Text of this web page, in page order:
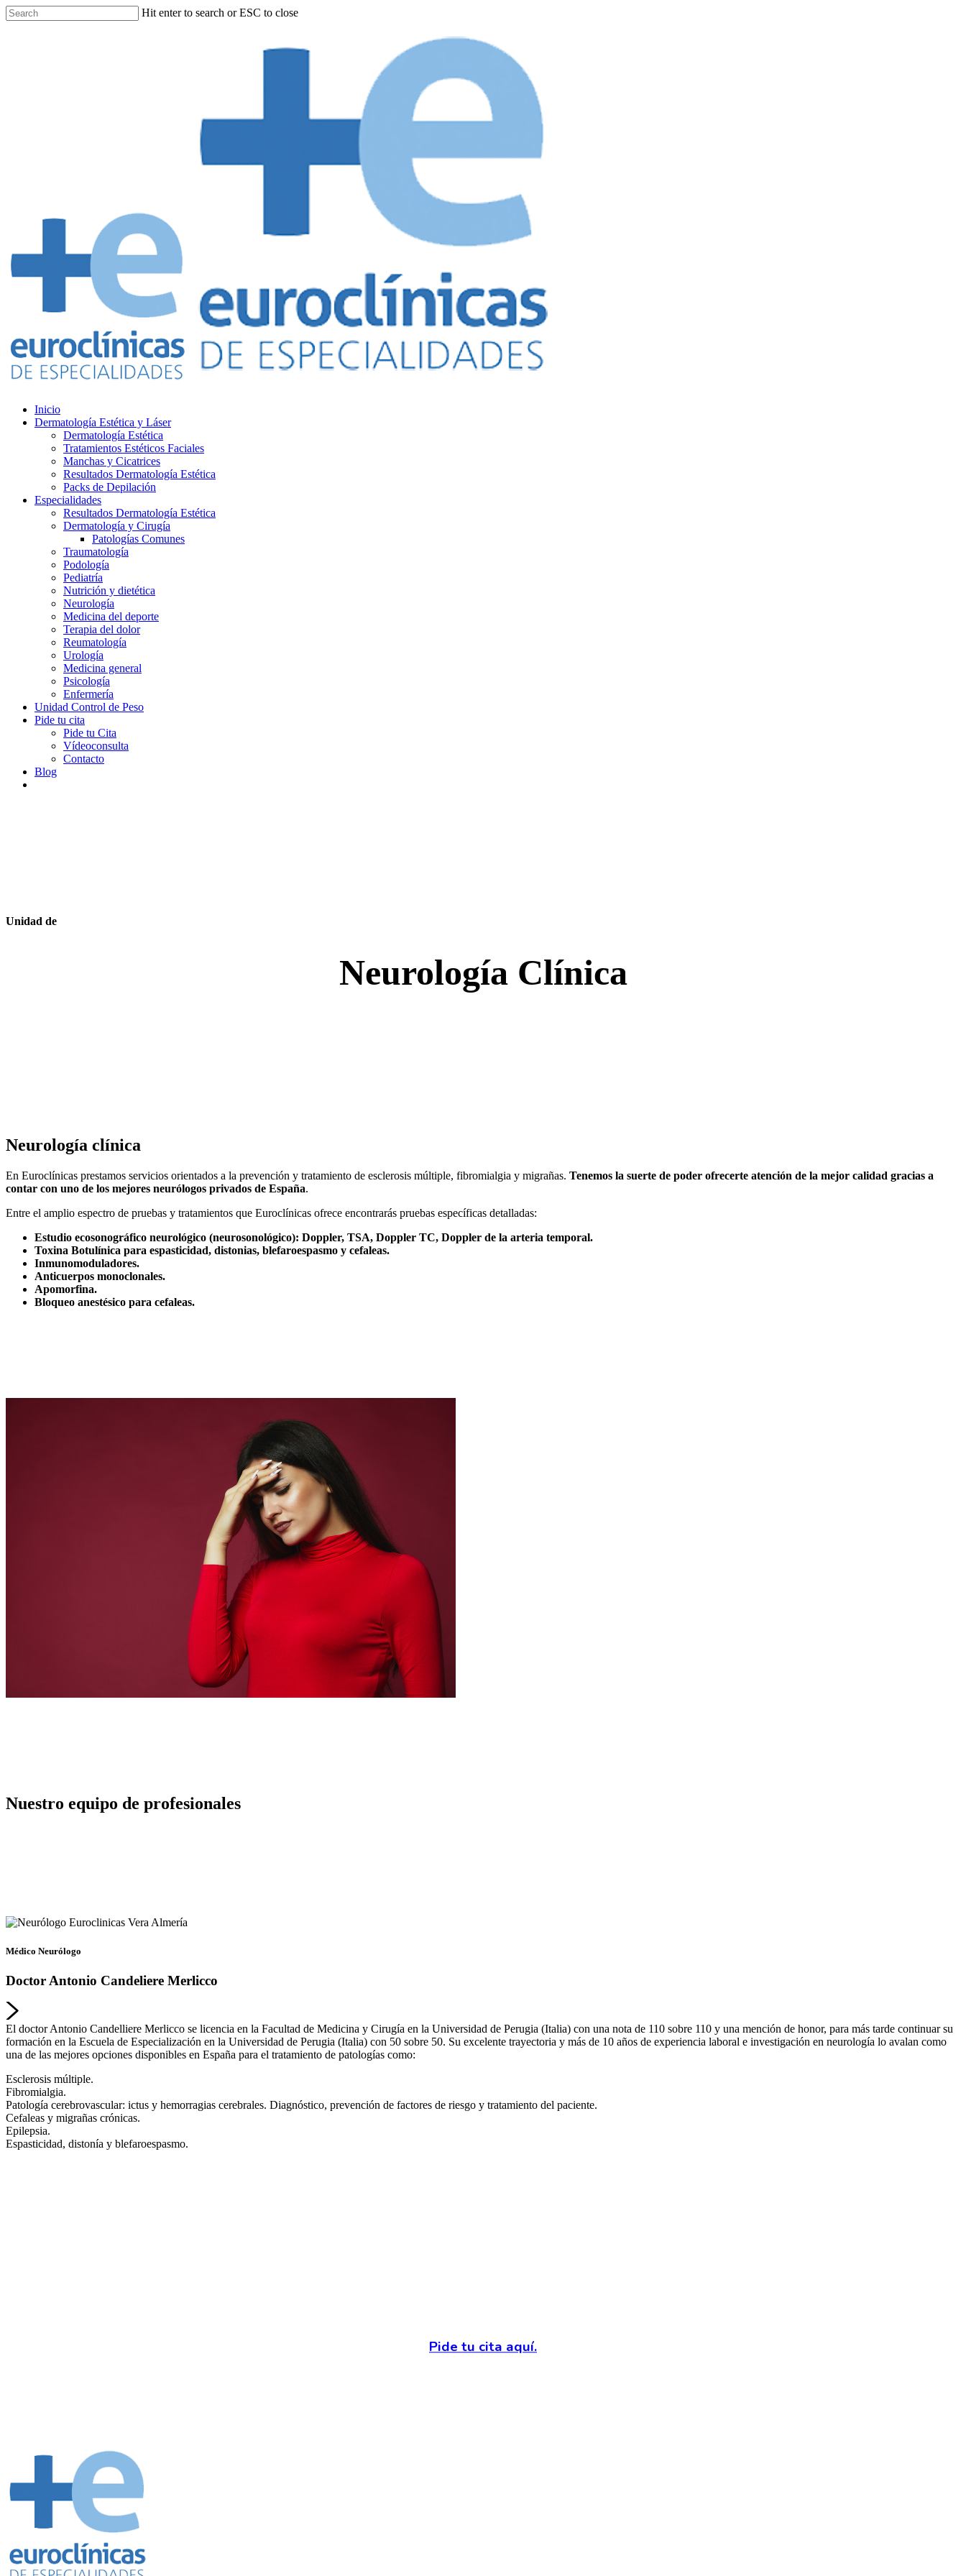
Hit enter to search or ESC to close
Inicio
Dermatología Estética y Láser
Dermatología Estética
Tratamientos Estéticos Faciales
Manchas y Cicatrices
Resultados Dermatología Estética
Packs de Depilación
Especialidades
Resultados Dermatología Estética
Dermatología y Cirugía
Patologías Comunes
Traumatología
Podología
Pediatría
Nutrición y dietética
Neurología
Medicina del deporte
Terapia del dolor
Reumatología
Urología
Medicina general
Psicología
Enfermería
Unidad Control de Peso
Pide tu cita
Pide tu Cita
Vídeoconsulta
Contacto
Blog
Unidad de
Neurología Clínica
Neurología clínica
En Euroclínicas prestamos servicios orientados a la prevención y tratamiento de esclerosis múltiple, fibromialgia y migrañas. Tenemos la suerte de poder ofrecerte atención de la mejor calidad gracias a
contar con uno de los mejores neurólogos privados de España.
Entre el amplio espectro de pruebas y tratamientos que Euroclínicas ofrece encontrarás pruebas específicas detalladas:
Estudio ecosonográfico neurológico (neurosonológico): Doppler, TSA, Doppler TC, Doppler de la arteria temporal.
Toxina Botulínica para espasticidad, distonias, blefaroespasmo y cefaleas.
Inmunomoduladores.
Anticuerpos monoclonales.
Apomorfina.
Bloqueo anestésico para cefaleas.
Nuestro equipo de profesionales
Médico Neurólogo
Doctor Antonio Candeliere Merlicco
El doctor Antonio Candelliere Merlicco se licencia en la Facultad de Medicina y Cirugía en la Universidad de Perugia (Italia) con una nota de 110 sobre 110 y una mención de honor, para más tarde continuar su
formación en la Escuela de Especialización en la Universidad de Perugia (Italia) con 50 sobre 50. Su excelente trayectoria y más de 10 años de experiencia laboral e investigación en neurología lo avalan como
una de las mejores opciones disponibles en España para el tratamiento de patologías como:
Esclerosis múltiple.
Fibromialgia.
Patología cerebrovascular: ictus y hemorragias cerebrales. Diagnóstico, prevención de factores de riesgo y tratamiento del paciente.
Cefaleas y migrañas crónicas.
Epilepsia.
Espasticidad, distonía y blefaroespasmo.
Pide tu cita aquí.